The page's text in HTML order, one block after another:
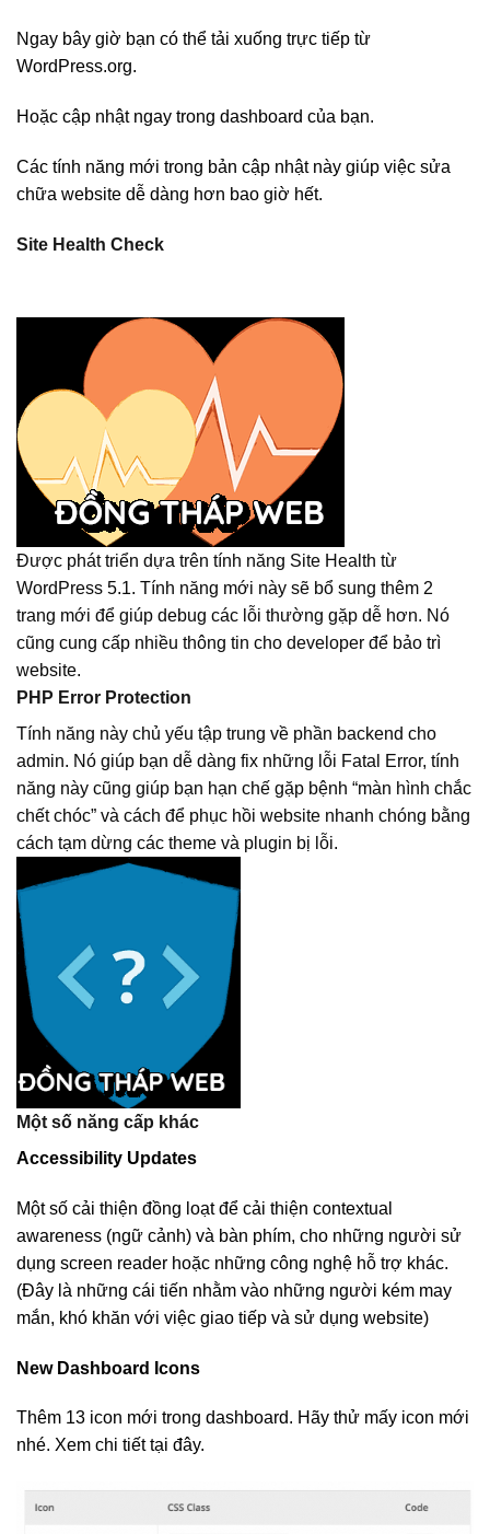
Ngay bây giờ bạn có thể tải xuống trực tiếp từ
WordPress.org.
Hoặc cập nhật ngay trong dashboard của bạn.
Các tính năng mới trong bản cập nhật này giúp việc sửa
chữa website dễ dàng hơn bao giờ hết.
Site Health Check
Được phát triển dựa trên tính năng Site Health từ
WordPress 5.1. Tính năng mới này sẽ bổ sung thêm 2
trang mới để giúp debug các lỗi thường gặp dễ hơn. Nó
cũng cung cấp nhiều thông tin cho developer để bảo trì
website.
PHP Error Protection
Tính năng này chủ yếu tập trung về phần backend cho
admin. Nó giúp bạn dễ dàng fix những lỗi Fatal Error, tính
năng này cũng giúp bạn hạn chế gặp bệnh “màn hình chắc
chết chóc” và cách để phục hồi website nhanh chóng bằng
cách tạm dừng các theme và plugin bị lỗi.
Một số năng cấp khác
Accessibility Updates
Một số cải thiện đồng loạt để cải thiện contextual
awareness (ngữ cảnh) và bàn phím, cho những người sử
dụng screen reader hoặc những công nghệ hỗ trợ khác.
(Đây là những cái tiến nhằm vào những người kém may
mắn, khó khăn với việc giao tiếp và sử dụng website)
New Dashboard Icons
Thêm 13 icon mới trong dashboard. Hãy thử mấy icon mới
nhé. Xem chi tiết tại đây.